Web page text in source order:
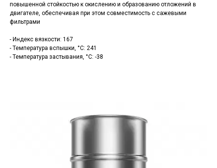
повышенной стойкостью к окислению и образованию отложений в
двигателе, обеспечивая при этом совместимость с сажевыми
фильтрами
- Индекс вязкости: 167
- Температура вспышки, °C: 241
- Температура застывания, °C: -38